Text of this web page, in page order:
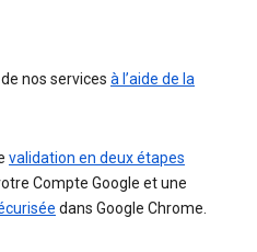
nos services à l’aide de la
validation en deux étapes
Compte Google et une
dans Google Chrome.